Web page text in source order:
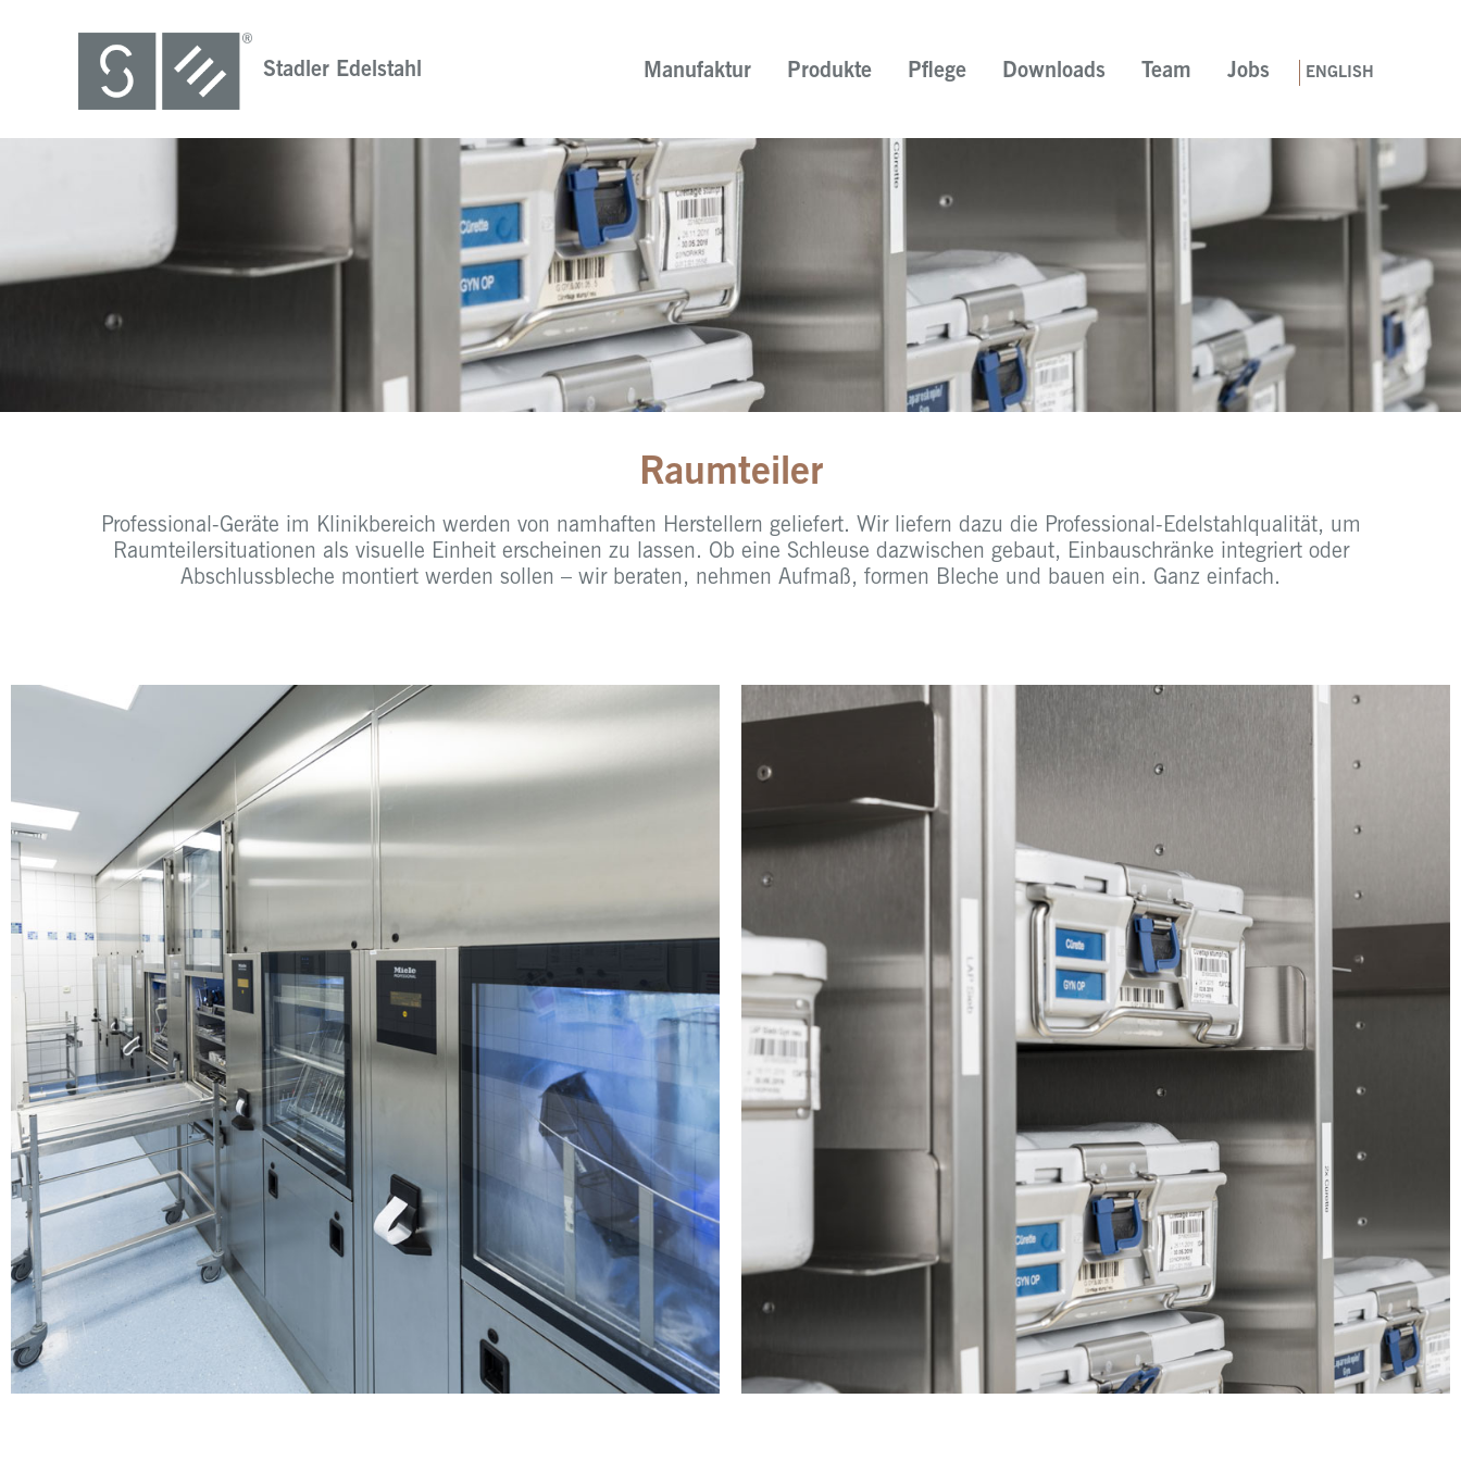
Stadler Edelstahl Manufaktur Produkte Pflege Downloads Team Jobs ENGLISH
Raumteiler
Professional-Geräte im Klinikbereich werden von namhaften Herstellern geliefert. Wir liefern dazu die Professional-Edelstahlqualität, um
Raumteilersituationen als visuelle Einheit erscheinen zu lassen. Ob eine Schleuse dazwischen gebaut, Einbauschränke integriert oder
Abschlussbleche montiert werden sollen – wir beraten, nehmen Aufmaß, formen Bleche und bauen ein. Ganz einfach.